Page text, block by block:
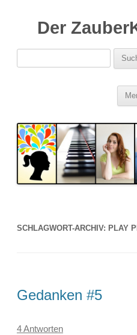
Der
Suchen
nach:
SCHLAGWORT-ARCHIV: PLAY
Gedanken #5
4 Antworten